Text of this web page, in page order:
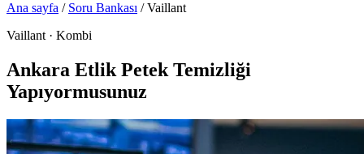
Ana sayfa / Soru Bankası / Vaillant
Vaillant · Kombi
Ankara Etlik Petek Temizliği
Yapıyormusunuz